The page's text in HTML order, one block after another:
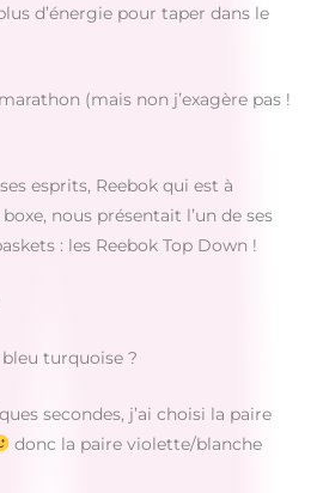
d’énergie pour taper dans le
(mais non j’exagère pas !
esprits, Reebok qui est à
nous présentait l’un de ses
: les Reebok Top Down !
turquoise ?
secondes, j’ai choisi la paire
donc la paire violette/blanche